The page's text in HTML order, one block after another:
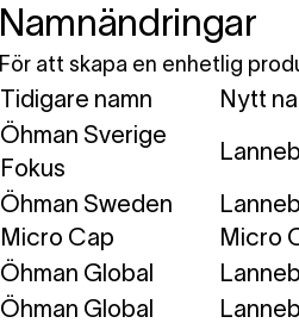
Namnändringar
För att skapa en enhetlig
Tidigare namn
Nytt
Öhman Sverige
Fokus
Öhman Sweden
Micro Cap
Micro
Öhman Global
Öhman Global